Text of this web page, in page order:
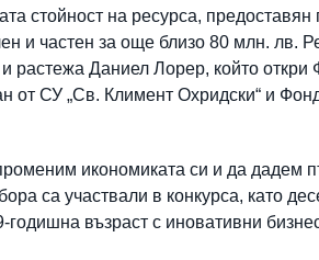
стойност на ресурса,
и частен за още близо 80 млн. лв.
растежа Даниел Лорер, който
от СУ „Св. Климент Охридски“ и
икономиката си и да дадем
са участвали в конкурса, като
възраст с иновативни